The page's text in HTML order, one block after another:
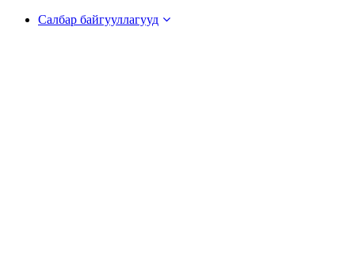
Салбар байгууллагууд